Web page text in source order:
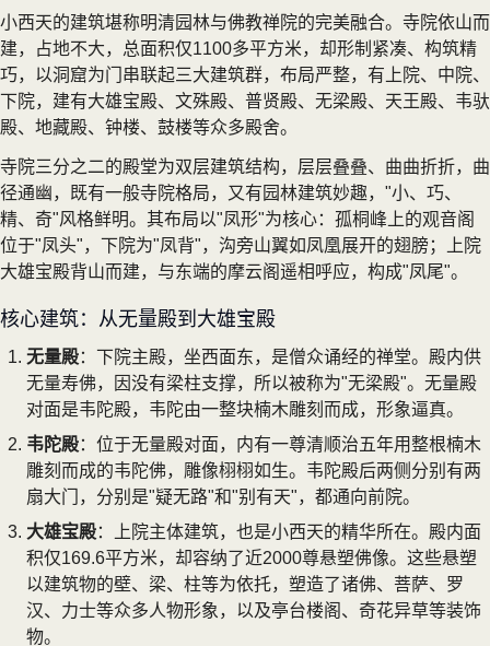
小西天的建筑堪称明清园林与佛教禅院的完美融合。寺院依山而
建，占地不大，总面积仅1100多平方米，却形制紧凑、构筑精
巧，以洞窟为门串联起三大建筑群，布局严整，有上院、中院、
下院，建有大雄宝殿、文殊殿、普贤殿、无梁殿、天王殿、韦驮
殿、地藏殿、钟楼、鼓楼等众多殿舍。
寺院三分之二的殿堂为双层建筑结构，层层叠叠、曲曲折折，曲
径通幽，既有一般寺院格局，又有园林建筑妙趣，"小、巧、
精、奇"风格鲜明。其布局以"凤形"为核心：孤桐峰上的观音阁
位于"凤头"，下院为"凤背"，沟旁山翼如凤凰展开的翅膀；上院
大雄宝殿背山而建，与东端的摩云阁遥相呼应，构成"凤尾"。
核心建筑：从无量殿到大雄宝殿
无量殿：下院主殿，坐西面东，是僧众诵经的禅堂。殿内供
无量寿佛，因没有梁柱支撑，所以被称为"无梁殿"。无量殿
对面是韦陀殿，韦陀由一整块楠木雕刻而成，形象逼真。
韦陀殿：位于无量殿对面，内有一尊清顺治五年用整根楠木
雕刻而成的韦陀佛，雕像栩栩如生。韦陀殿后两侧分别有两
扇大门，分别是"疑无路"和"别有天"，都通向前院。
大雄宝殿：上院主体建筑，也是小西天的精华所在。殿内面
积仅169.6平方米，却容纳了近2000尊悬塑佛像。这些悬塑
以建筑物的壁、梁、柱等为依托，塑造了诸佛、菩萨、罗
汉、力士等众多人物形象，以及亭台楼阁、奇花异草等装饰
物。